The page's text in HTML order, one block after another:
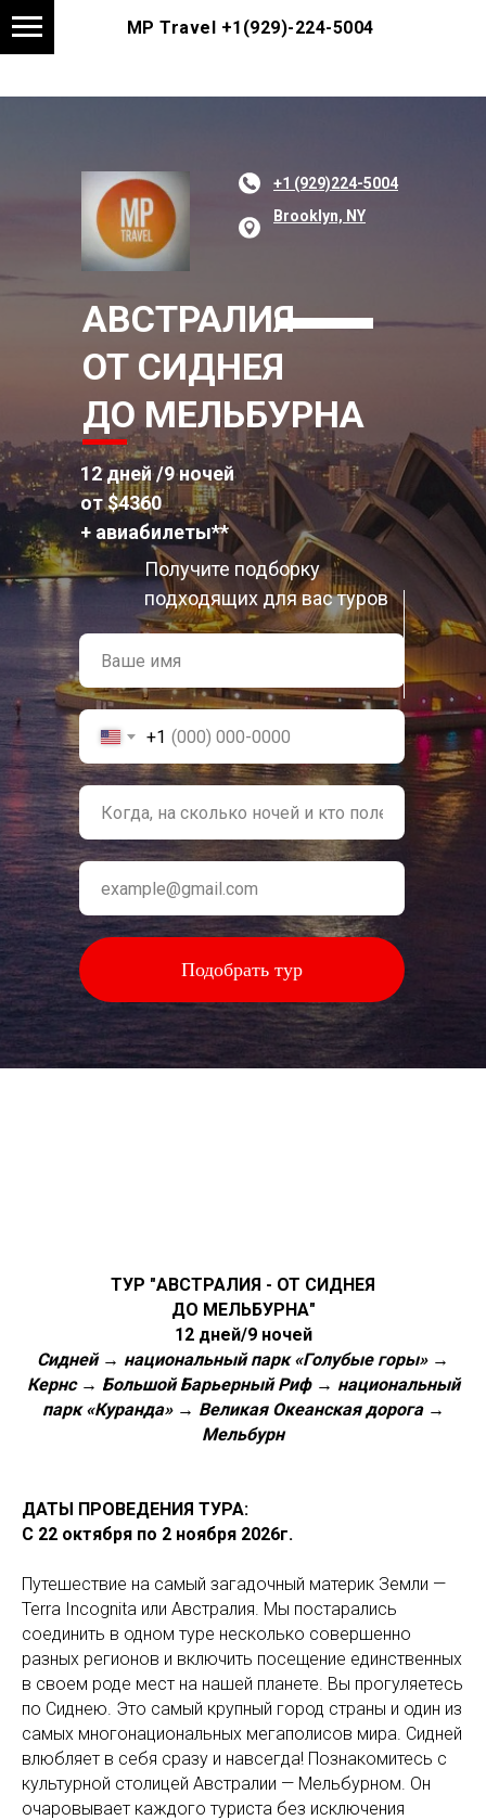
MP Travel +1(929)-224-5004
АВСТРАЛИЯ
ОТ СИДНЕЯ
ДО МЕЛЬБУРНА
12 дней /9 ночей
от $4360
+ авиабилеты**
+1
Подобрать тур
Получите подборку
подходящих для вас туров
Brooklyn, NY
+1 (929)224-5004
ТУР "АВСТРАЛИЯ - ОТ СИДНЕЯ
ДО МЕЛЬБУРНА"
12 дней/9 ночей
Сидней → национальный парк «Голубые горы» →
Кернс → Большой Барьерный Риф → национальный
парк «Куранда» → Великая Океанская дорога →
Мельбурн
ДАТЫ ПРОВЕДЕНИЯ ТУРА:
С 22 октября по 2 ноября 2026г.
Путешествие на самый загадочный материк Земли —
Terra Incognita или Австралия. Мы постарались
соединить в одном туре несколько совершенно
разных регионов и включить посещение единственных
в своем роде мест на нашей планете. Вы прогуляетесь
по Сиднею. Это самый крупный город страны и один из
самых многонациональных мегаполисов мира. Сидней
влюбляет в себя сразу и навсегда! Познакомитесь с
культурной столицей Австралии — Мельбурном. Он
очаровывает каждого туриста без исключения